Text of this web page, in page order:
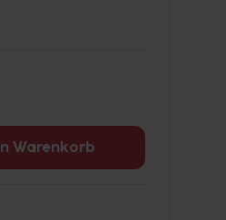
Warenkorb